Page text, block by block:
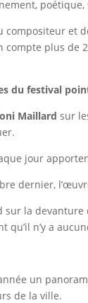
compositeur
plus de
du festival
Maillardsur
jour
dernier,
la
n’y a
un
de la ville.